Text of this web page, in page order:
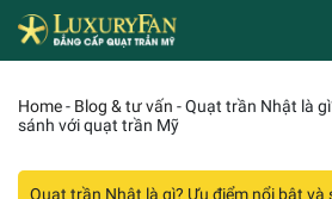
Home- Blog & tư vấn -Quạt trần Nhật là
sánh với quạt trần Mỹ
Quạt trần Nhật là gì? Ưu điểm nổi bật và